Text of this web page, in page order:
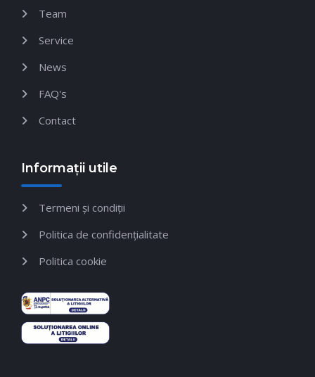
Team
Service
News
FAQ's
Contact
Informații utile
Termeni și condiții
Politica de confidențialitate
Politica cookie